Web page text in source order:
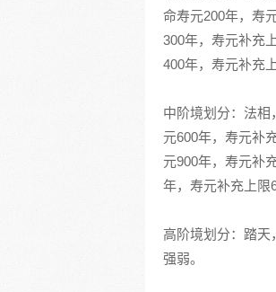
命寿元200年，寿
300年，寿元补充
400年，寿元补充
中阶境划分：法
元600年，寿元补
元900年，寿元补
年，寿元补充上限
高阶境划分：踏天
强弱。